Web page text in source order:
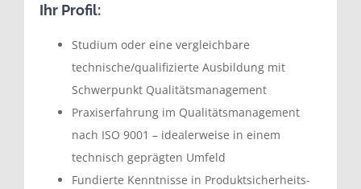
Ihr Profil:
Studium oder eine vergleichbare
technische/qualifizierte Ausbildung mit
Schwerpunkt Qualitätsmanagement
Praxiserfahrung im Qualitätsmanagement
nach ISO 9001 – idealerweise in einem
technisch geprägten Umfeld
Fundierte Kenntnisse in Produktsicherheits-